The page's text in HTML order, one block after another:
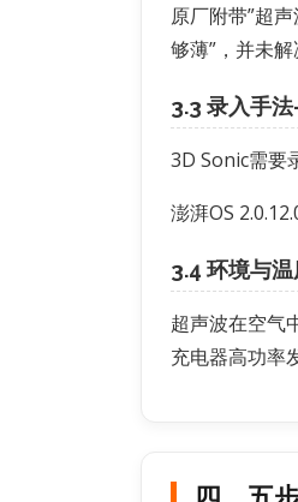
原厂附带”超
够薄”，并未
3.3 录入手
3D Sonic需要
澎湃OS
3.4 环境与
超声波在空气
充电器高功率